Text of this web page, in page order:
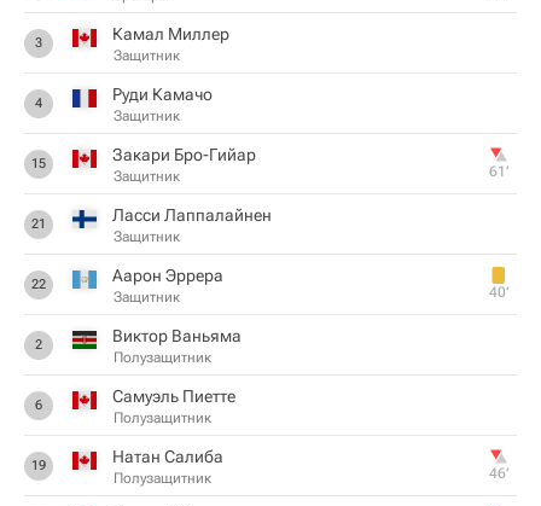
3 Камал Миллер
Защитник
4 Руди Камачо
Защитник
15 Закари Бро-Гийар
Защитник 61‎’‎
21 Ласси Лаппалайнен
Защитник
22 Аарон Эррера
Защитник 40‎’‎
2 Виктор Ваньяма
Полузащитник
6 Самуэль Пиетте
Полузащитник
19 Натан Салиба
Полузащитник 46‎’‎